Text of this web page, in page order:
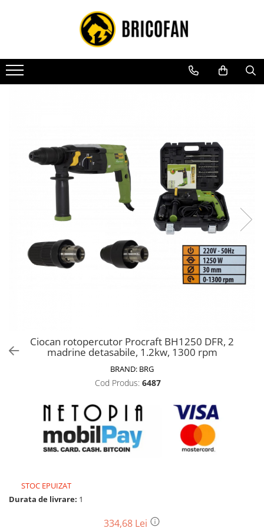
Toate Produsele
Vehicule electrice
Atv
Motocross
Piese de schimb vehicule electrice
Scutere electrice
Scutere pe benzina
Tricicluri cargo fara permis
Tricicluri persoane
Trotinete electrice
Motoburghie si accesorii
Drujbe pe benzina
Drujbe cu acumulator
Consumabile drujbe, fierastraie
Unelte electrice busteni
Mori cereale si batoze porumb
Batoze - mori desfacat porumb
Ciocan rotopercutor Procraft BH1250 DFR, 2
madrine detasabile, 1.2kw, 1300 rpm
BRAND: BRG
Cod Produs: 6487
STOC EPUIZAT
Durata de livrare: 1
334,68 Lei